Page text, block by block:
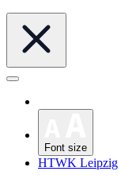
Font size
HTWK Leipzig